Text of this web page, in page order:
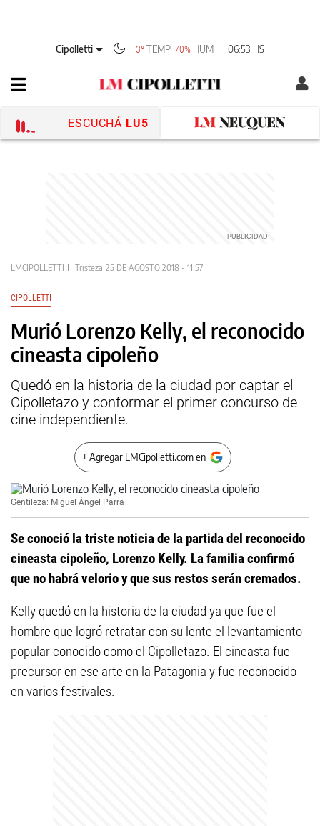
Cipolletti 3° TEMP 70% HUM 06:53 HS
ESCUCHÁ LU5
LMCIPOLLETTI Tristeza 25 DE AGOSTO 2018 - 11:57
CIPOLLETTI
Murió Lorenzo Kelly, el reconocido
cineasta cipoleño
Quedó en la historia de la ciudad por captar el
Cipolletazo y conformar el primer concurso de
cine independiente.
+ Agregar LMCipolletti.com en
Gentileza: Miguel Ángel Parra
Se conoció la triste noticia de la partida del reconocido
cineasta cipoleño, Lorenzo Kelly. La familia confirmó
que no habrá velorio y que sus restos serán cremados.
Kelly quedó en la historia de la ciudad ya que fue el
hombre que logró retratar con su lente el levantamiento
popular conocido como el Cipolletazo. El cineasta fue
precursor en ese arte en la Patagonia y fue reconocido
en varios festivales.